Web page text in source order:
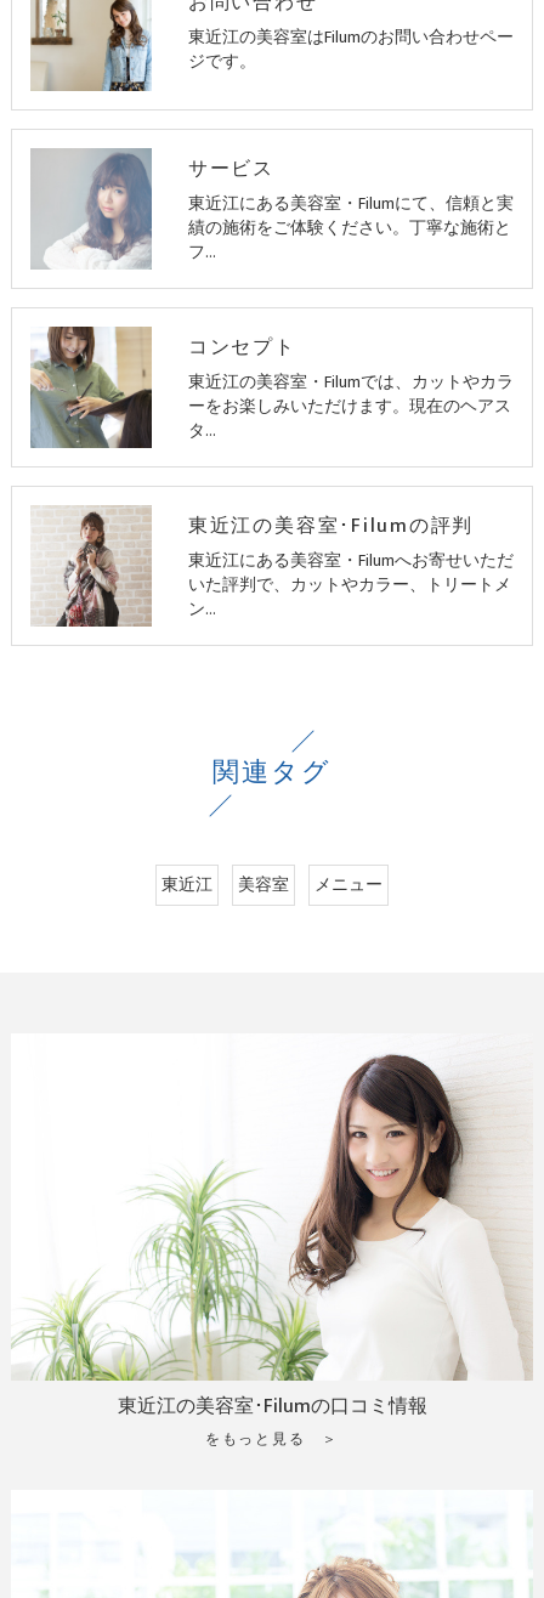
東近江の美容室はFilumのお問い合わせペー
ジです。
サービス
東近江にある美容室・Filumにて、信頼と実
績の施術をご体験ください。丁寧な施術と
フ…
コンセプト
東近江の美容室・Filumでは、カットやカラ
ーをお楽しみいただけます。現在のヘアス
タ…
東近江の美容室･Filumの評判
東近江にある美容室・Filumへお寄せいただ
いた評判で、カットやカラー、トリートメ
ン…
関連タグ
東近江 美容室 メニュー
東近江の美容室･Filumの口コミ情報
をもっと見る ＞